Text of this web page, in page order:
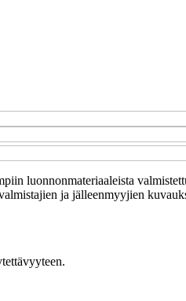
luonnonmateriaaleista
ja jälleenmyyjien